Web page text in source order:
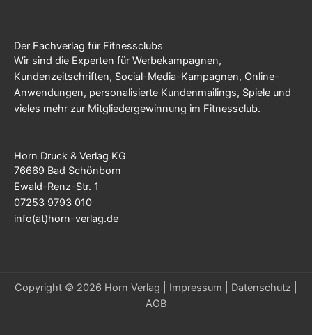
Der Fachverlag für Fitnessclubs
Wir sind die Experten für Werbekampagnen,
Kundenzeitschriften, Social-Media-Kampagnen, Online-
Anwendungen, personalisierte Kundenmailings, Spiele und
vieles mehr zur Mitgliedergewinnung im Fitnessclub.
Horn Druck & Verlag KG
76669 Bad Schönborn
Ewald-Renz-Str. 1
07253 9793 010
info(at)horn-verlag.de
Copyright © 2026 Horn Verlag | Impressum Datenschutz
AGB